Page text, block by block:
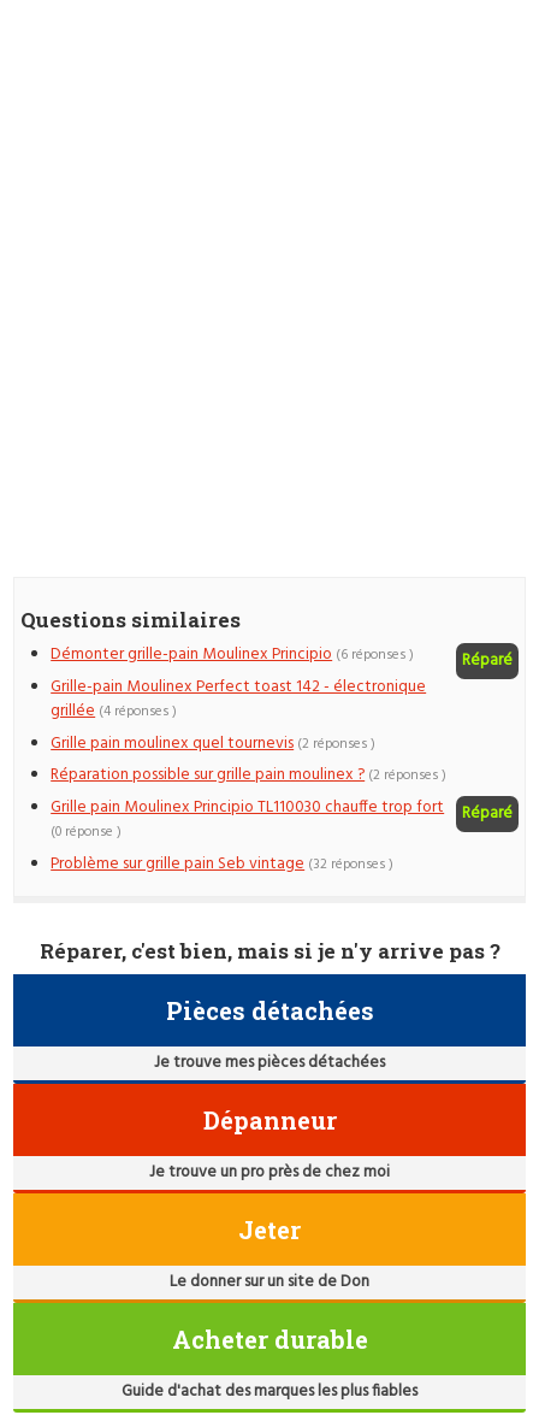
Questions similaires
Démonter grille-pain Moulinex Principio Réparé
(6 réponses )
Grille-pain Moulinex Perfect toast 142 - électronique
grillée (4 réponses )
Grille pain moulinex quel tournevis (2 réponses )
Réparation possible sur grille pain moulinex ? (2 réponses )
Grille pain Moulinex Principio TL110030 chauffe trop fort Réparé
(0 réponse )
Problème sur grille pain Seb vintage (32 réponses )
Réparer, c'est bien, mais si je n'y arrive pas ?
Pièces détachées
Je trouve mes pièces détachées
Dépanneur
Je trouve un pro près de chez moi
Jeter
Le donner sur un site de Don
Acheter durable
Guide d'achat des marques les plus fiables